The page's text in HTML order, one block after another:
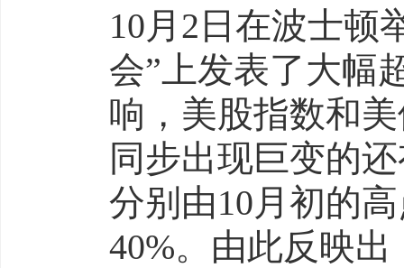
10月2日在波士顿
会”上发表了大幅
响，美股指数和
同步出现巨变的
分别由10月初的
40%。由此反映